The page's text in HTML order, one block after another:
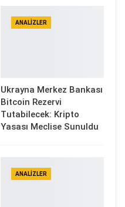
ANALIZLER
Ukrayna Merkez Bankası
Bitcoin Rezervi
Tutabilecek: Kripto
Yasası Meclise Sunuldu
ANALIZLER